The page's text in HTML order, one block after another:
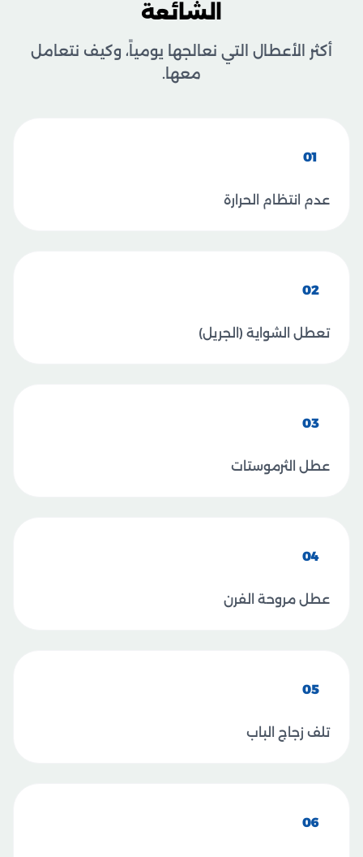
الشائعة
أكثر الأعطال التي نعالجها يومياً، وكيف نتعامل
معها.
01
عدم انتظام الحرارة
02
تعطل الشواية (الجريل)
03
عطل الثرموستات
04
عطل مروحة الفرن
05
تلف زجاج الباب
06